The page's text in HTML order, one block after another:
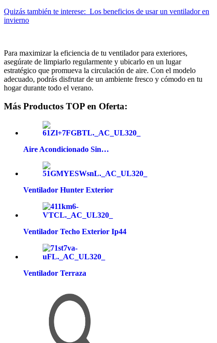
Quizás también te interese: Los beneficios de usar un ventilador en
invierno
Para maximizar la eficiencia de tu ventilador para exteriores,
asegúrate de limpiarlo regularmente y ubicarlo en un lugar
estratégico que promueva la circulación de aire. Con el modelo
adecuado, podrás disfrutar de un ambiente fresco y cómodo en tu
hogar durante todo el verano.
Más Productos TOP en Oferta:
Aire Acondicionado Sin…
Ventilador Hunter Exterior
Ventilador Techo Exterior Ip44
Ventilador Terraza